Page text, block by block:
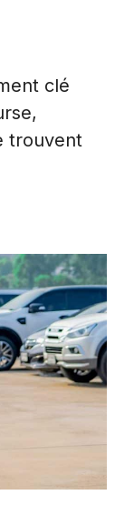
clé
trouvent